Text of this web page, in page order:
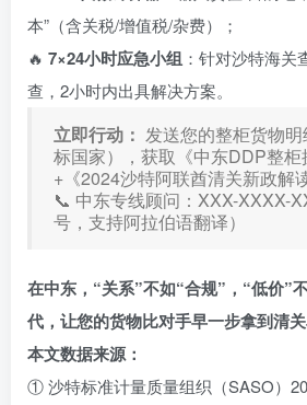
本”（含关税/增值税/杂费）；
🔥 7×24小时应急小组 ：针对沙特海关
查，2小时内出具解决方案。
立即行动： 发送您的整柜货物
标国家），获取《中东DDP整柜
+《2024沙特阿联酋清关新政解读
📞 中东专线顾问：XXX-XXXX-
号，支持阿拉伯语翻译）
在中东，“关系”不如“合规”，“低价
代，让您的货物比对手早一步拿到清关
本文数据来源：
① 沙特标准计量质量组织（SASO）